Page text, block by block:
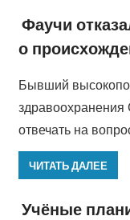
Фаучи
о
Бывший
отвечать на
ЧИТАТЬ ДАЛЕЕ
Учёные